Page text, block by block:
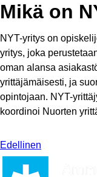
Mikä on
NYT-yritys on
yritys, joka
oman alansa
yrittäjämäisesti, ja
opintojaan. NYT-
koordinoi Nuorten
Edellinen